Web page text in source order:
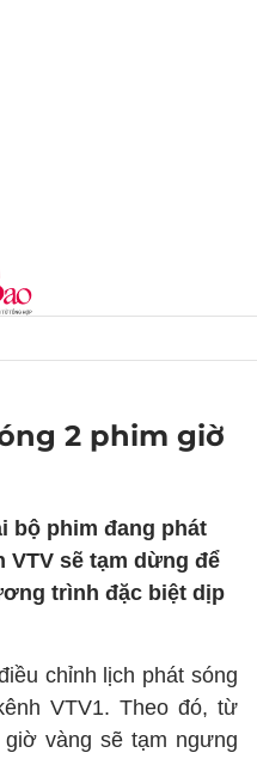
2 phim giờ
bộ phim đang phát
sẽ tạm dừng để
trình đặc biệt dịp
chỉnh lịch phát sóng
VTV1. Theo đó, từ
vàng sẽ tạm ngưng